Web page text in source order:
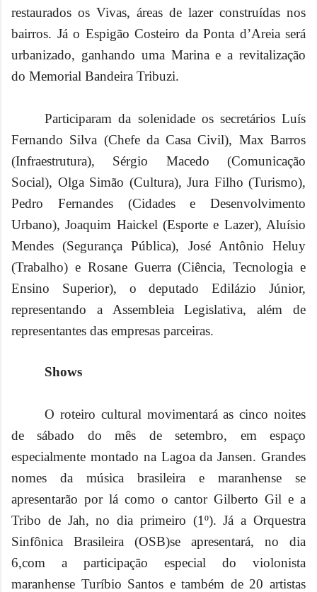
restaurados os Vivas, áreas de lazer construídas nos
bairros. Já o Espigão Costeiro da Ponta d’Areia será
urbanizado, ganhando uma Marina e a revitalização
do Memorial Bandeira Tribuzi.
Participaram da solenidade os secretários Luís
Fernando Silva (Chefe da Casa Civil), Max Barros
(Infraestrutura), Sérgio Macedo (Comunicação
Social), Olga Simão (Cultura), Jura Filho (Turismo),
Pedro Fernandes (Cidades e Desenvolvimento
Urbano), Joaquim Haickel (Esporte e Lazer), Aluísio
Mendes (Segurança Pública), José Antônio Heluy
(Trabalho) e Rosane Guerra (Ciência, Tecnologia e
Ensino Superior), o deputado Edilázio Júnior,
representando a Assembleia Legislativa, além de
representantes das empresas parceiras.
Shows
O roteiro cultural movimentará as cinco noites
de sábado do mês de setembro, em espaço
especialmente montado na Lagoa da Jansen. Grandes
nomes da música brasileira e maranhense se
apresentarão por lá como o cantor Gilberto Gil e a
Tribo de Jah, no dia primeiro (1º). Já a Orquestra
Sinfônica Brasileira (OSB)se apresentará, no dia
6,com a participação especial do violonista
maranhense Turíbio Santos e também de 20 artistas